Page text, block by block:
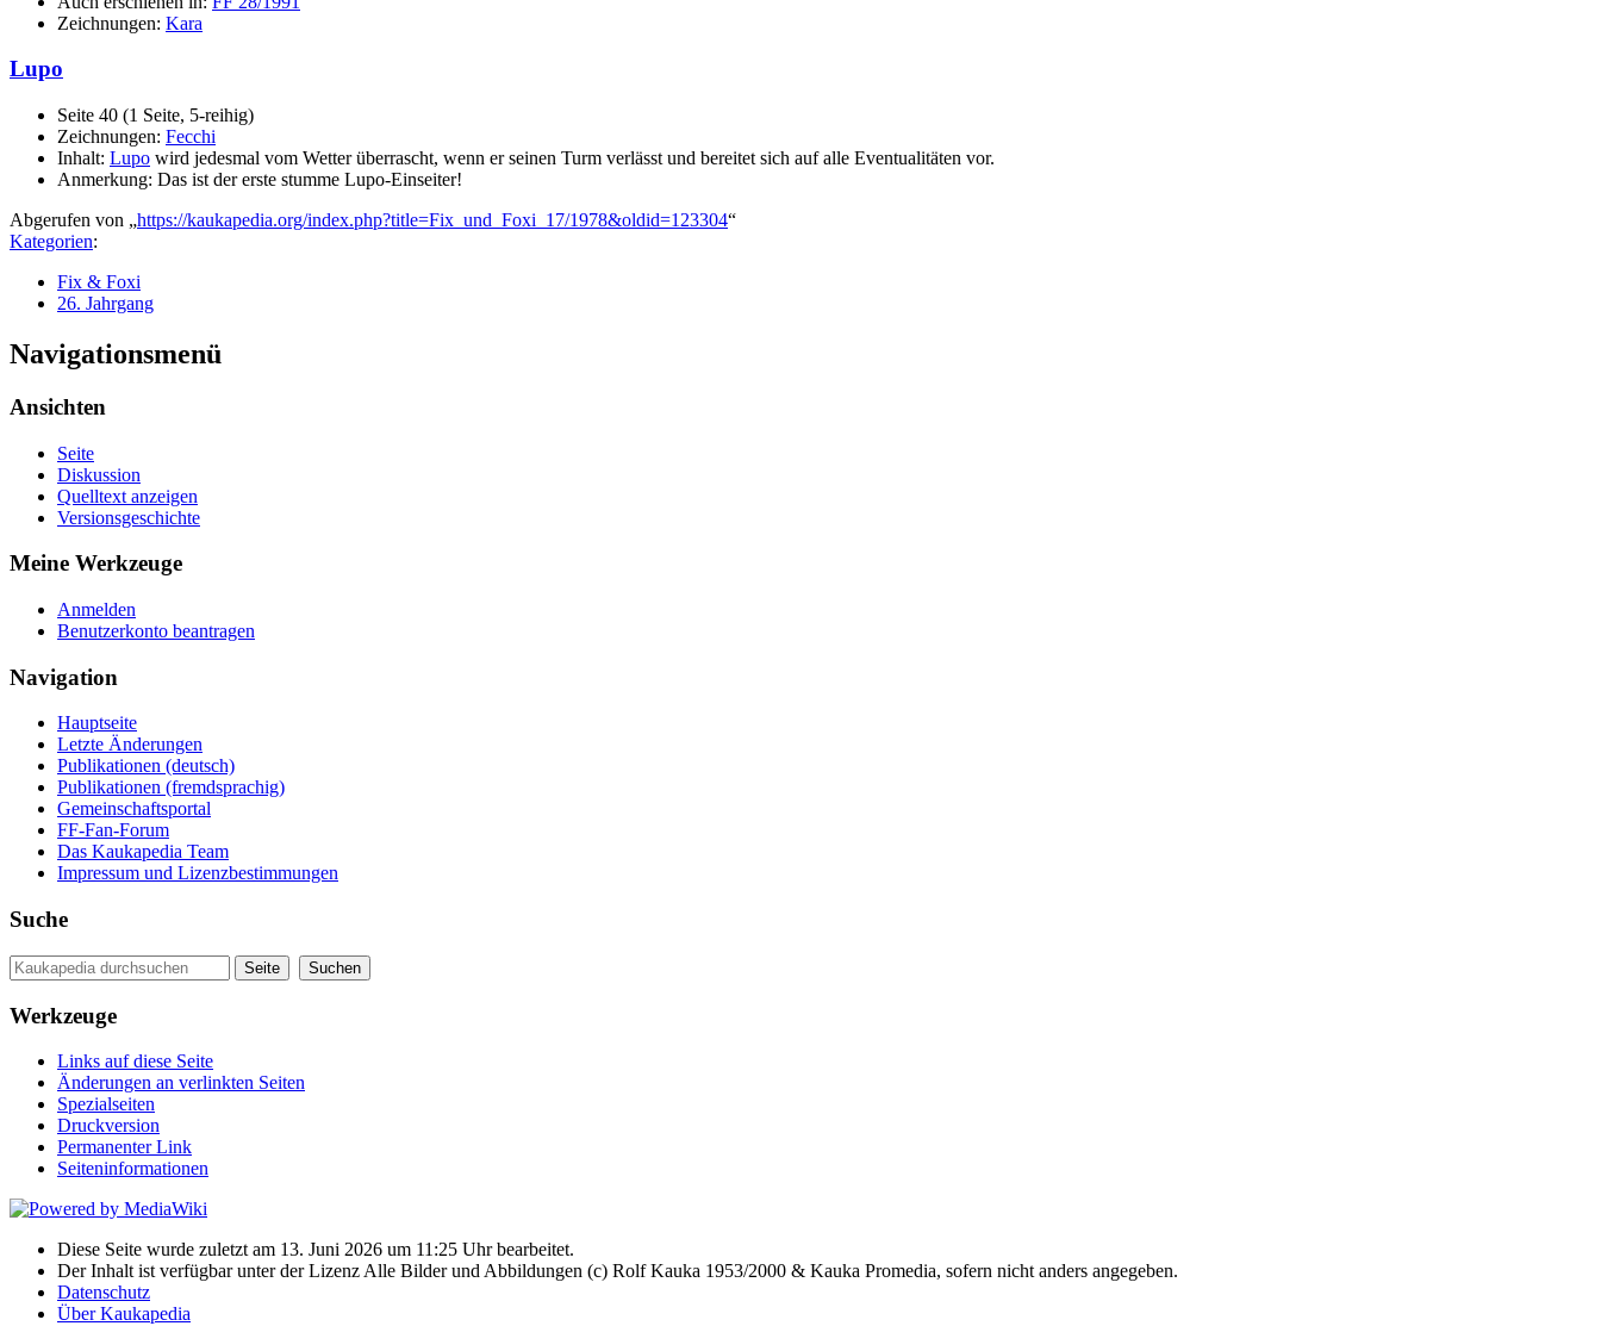
Zeichnungen: Kara
Lupo
Seite 40 (1 Seite, 5-reihig)
Zeichnungen: Fecchi
Inhalt: Lupo wird jedesmal vom Wetter überrascht, wenn er seinen Turm verlässt und bereitet sich auf alle Eventualitäten vor.
Anmerkung: Das ist der erste stumme Lupo-Einseiter!
Abgerufen von „https://kaukapedia.org/index.php?title=Fix_und_Foxi_17/1978&oldid=123304“
Kategorien:
Fix & Foxi
26. Jahrgang
Navigationsmenü
Ansichten
Seite
Diskussion
Quelltext anzeigen
Versionsgeschichte
Meine Werkzeuge
Anmelden
Benutzerkonto beantragen
Navigation
Hauptseite
Letzte Änderungen
Publikationen (deutsch)
Publikationen (fremdsprachig)
Gemeinschaftsportal
FF-Fan-Forum
Das Kaukapedia Team
Impressum und Lizenzbestimmungen
Suche
Werkzeuge
Links auf diese Seite
Änderungen an verlinkten Seiten
Spezialseiten
Druckversion
Permanenter Link
Seiten­informationen
Diese Seite wurde zuletzt am 13. Juni 2026 um 11:25 Uhr bearbeitet.
Der Inhalt ist verfügbar unter der Lizenz Alle Bilder und Abbildungen (c) Rolf Kauka 1953/2000 & Kauka Promedia, sofern nicht anders angegeben.
Datenschutz
Über Kaukapedia